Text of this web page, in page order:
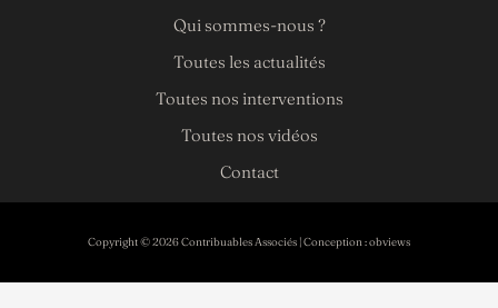
Qui sommes-nous ?
Toutes les actualités
Toutes nos interventions
Toutes nos vidéos
Contact
Copyright © 2026 Contribuables Associés | Conception :obviews